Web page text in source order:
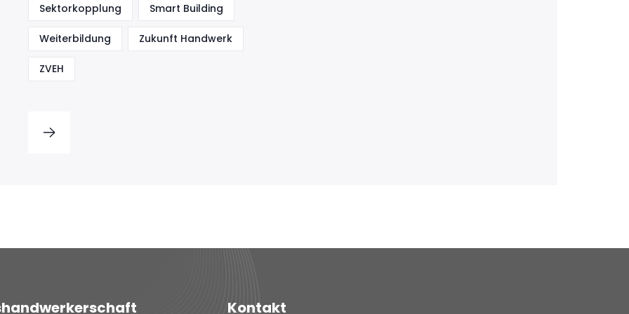
Sektorkopplung Smart Building
Weiterbildung Zukunft Handwerk
ZVEH
Kontakt